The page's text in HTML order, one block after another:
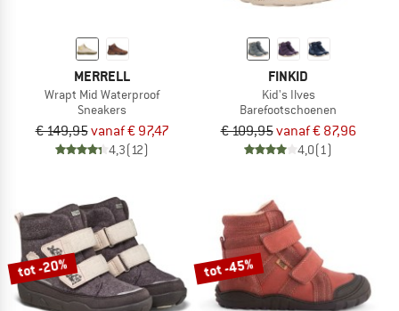
MERRELL
Wrapt Mid Waterproof
Sneakers
€ 149,95vanaf € 97,47
4,3(12)
FINKID
Kid's Ilves
Barefootschoenen
€ 109,95vanaf € 87,96
4,0(1)
tot -20% tot -45%